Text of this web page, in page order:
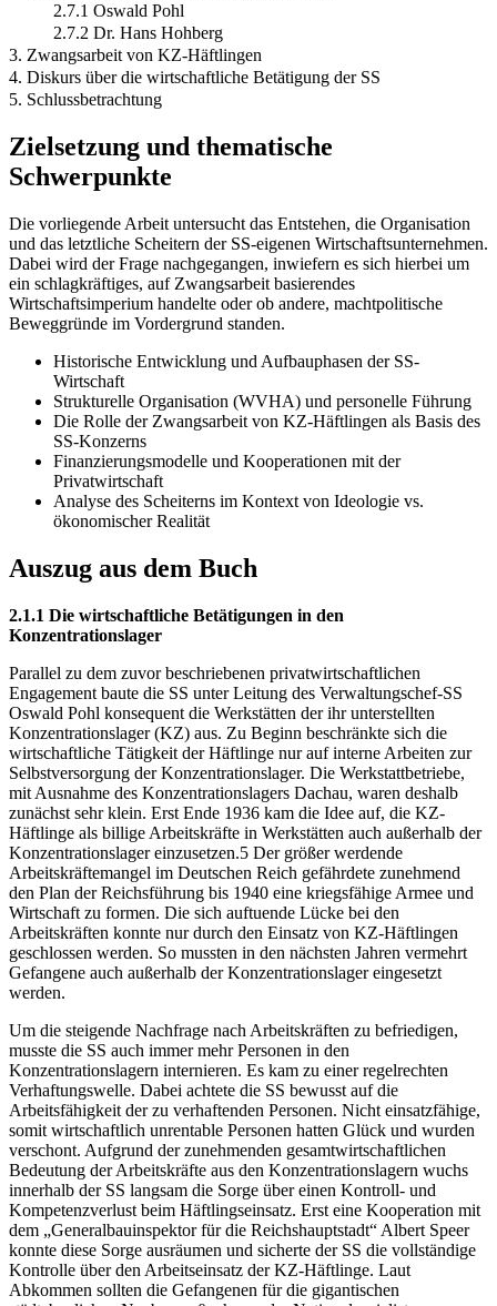
2.7.1 Oswald Pohl
2.7.2 Dr. Hans Hohberg
3. Zwangsarbeit von KZ-Häftlingen
4. Diskurs über die wirtschaftliche Betätigung der SS
5. Schlussbetrachtung
Zielsetzung und thematische
Schwerpunkte
Die vorliegende Arbeit untersucht das Entstehen, die Organisation
und das letztliche Scheitern der SS-eigenen Wirtschaftsunternehmen.
Dabei wird der Frage nachgegangen, inwiefern es sich hierbei um
ein schlagkräftiges, auf Zwangsarbeit basierendes
Wirtschaftsimperium handelte oder ob andere, machtpolitische
Beweggründe im Vordergrund standen.
Historische Entwicklung und Aufbauphasen der SS-
Wirtschaft
Strukturelle Organisation (WVHA) und personelle Führung
Die Rolle der Zwangsarbeit von KZ-Häftlingen als Basis des
SS-Konzerns
Finanzierungsmodelle und Kooperationen mit der
Privatwirtschaft
Analyse des Scheiterns im Kontext von Ideologie vs.
ökonomischer Realität
Auszug aus dem Buch
2.1.1 Die wirtschaftliche Betätigungen in den
Konzentrationslager
Parallel zu dem zuvor beschriebenen privatwirtschaftlichen
Engagement baute die SS unter Leitung des Verwaltungschef-SS
Oswald Pohl konsequent die Werkstätten der ihr unterstellten
Konzentrationslager (KZ) aus. Zu Beginn beschränkte sich die
wirtschaftliche Tätigkeit der Häftlinge nur auf interne Arbeiten zur
Selbstversorgung der Konzentrationslager. Die Werkstattbetriebe,
mit Ausnahme des Konzentrationslagers Dachau, waren deshalb
zunächst sehr klein. Erst Ende 1936 kam die Idee auf, die KZ-
Häftlinge als billige Arbeitskräfte in Werkstätten auch außerhalb der
Konzentrationslager einzusetzen.5 Der größer werdende
Arbeitskräftemangel im Deutschen Reich gefährdete zunehmend
den Plan der Reichsführung bis 1940 eine kriegsfähige Armee und
Wirtschaft zu formen. Die sich auftuende Lücke bei den
Arbeitskräften konnte nur durch den Einsatz von KZ-Häftlingen
geschlossen werden. So mussten in den nächsten Jahren vermehrt
Gefangene auch außerhalb der Konzentrationslager eingesetzt
werden.
Um die steigende Nachfrage nach Arbeitskräften zu befriedigen,
musste die SS auch immer mehr Personen in den
Konzentrationslagern internieren. Es kam zu einer regelrechten
Verhaftungswelle. Dabei achtete die SS bewusst auf die
Arbeitsfähigkeit der zu verhaftenden Personen. Nicht einsatzfähige,
somit wirtschaftlich unrentable Personen hatten Glück und wurden
verschont. Aufgrund der zunehmenden gesamtwirtschaftlichen
Bedeutung der Arbeitskräfte aus den Konzentrationslagern wuchs
innerhalb der SS langsam die Sorge über einen Kontroll- und
Kompetenzverlust beim Häftlingseinsatz. Erst eine Kooperation mit
dem „Generalbauinspektor für die Reichshauptstadt“ Albert Speer
konnte diese Sorge ausräumen und sicherte der SS die vollständige
Kontrolle über den Arbeitseinsatz der KZ-Häftlinge. Laut
Abkommen sollten die Gefangenen für die gigantischen